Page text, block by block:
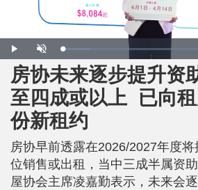
P
l
a
y
U
n
m
u
t
L
o
a
d
e
d
:
1
7
.
3
8
房协未来逐步提升资
至四成或以上 已向
份新租约
房协早前透露在2026/2027年度
位销售或出租，当中三成半属资
屋协会主席凌嘉勤表示，未来会